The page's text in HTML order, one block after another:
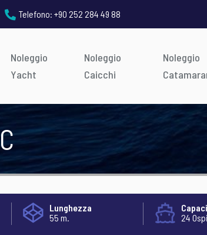
Telefono: +90 252 284 49 88
Noleggio
Yacht
Noleggio
Caicchi
Noleggio
Lunghezza
55 m.
24